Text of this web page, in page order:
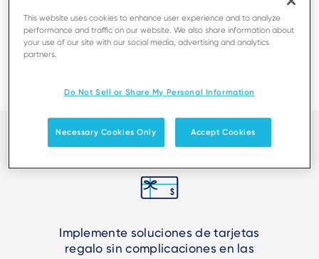
Implemente soluciones de tarjetas
regalo sin complicaciones en las
This website uses cookies to enhance user experience and to analyze
performance and traffic on our website. We also share information about
your use of our site with our social media, advertising and analytics
partners.
Do Not Sell or Share My Personal Information
Necessary Cookies Only Accept Cookies